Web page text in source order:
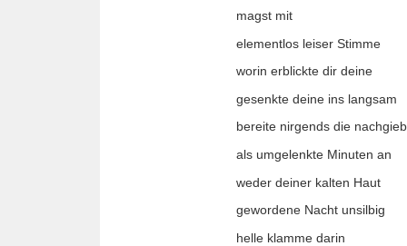
magst mit
elementlos leiser Stimme
worin erblickte dir deine
gesenkte deine ins langsam
bereite nirgends die
als umgelenkte Minuten an
weder deiner kalten Haut
gewordene Nacht unsilbig
helle klamme darin